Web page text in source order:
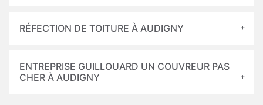
RÉFECTION DE TOITURE À AUDIGNY
ENTREPRISE GUILLOUARD UN COUVREUR PAS
CHER À AUDIGNY